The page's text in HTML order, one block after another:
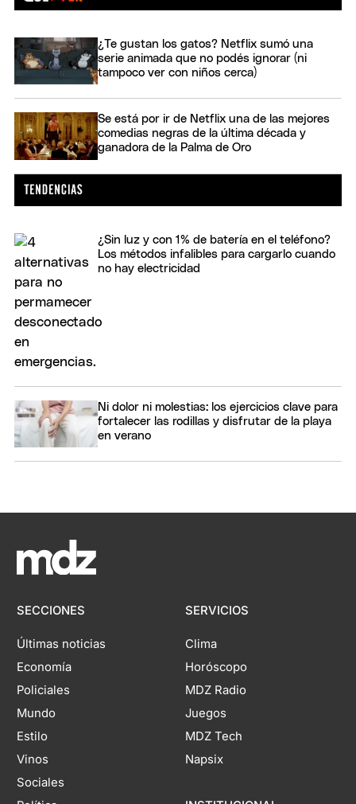
¿Te gustan los gatos? Netflix sumó una
serie animada que no podés ignorar (ni
tampoco ver con niños cerca)
Se está por ir de Netflix una de las mejores
comedias negras de la última década y
ganadora de la Palma de Oro
¿Sin luz y con 1% de batería en el teléfono?
Los métodos infalibles para cargarlo cuando
no hay electricidad
Ni dolor ni molestias: los ejercicios clave para
fortalecer las rodillas y disfrutar de la playa
en verano
SECCIONES
Últimas noticias
Economía
Policiales
Mundo
Estilo
Vinos
Sociales
SERVICIOS
Clima
Horóscopo
MDZ Radio
Juegos
MDZ Tech
Napsix